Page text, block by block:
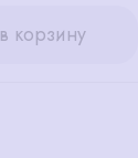
в корзину